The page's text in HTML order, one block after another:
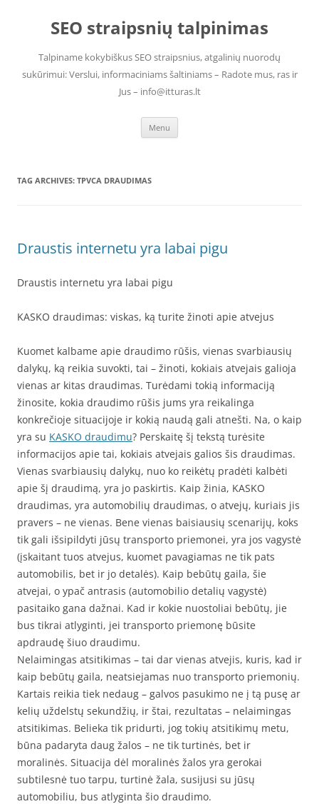
contentSEO straipsnių talpinimas
Talpiname kokybiškus SEO straipsnius, atgalinių nuorodų
sukūrimui: Verslui, informaciniams šaltiniams – Radote mus, ras ir
Jus – info@itturas.lt
Menu
TAG ARCHIVES: TPVCA DRAUDIMAS
Draustis internetu yra labai pigu
Draustis internetu yra labai pigu
KASKO draudimas: viskas, ką turite žinoti apie atvejus
Kuomet kalbame apie draudimo rūšis, vienas svarbiausių
dalykų, ką reikia suvokti, tai – žinoti, kokiais atvejais galioja
vienas ar kitas draudimas. Turėdami tokią informaciją
žinosite, kokia draudimo rūšis jums yra reikalinga
konkrečioje situacijoje ir kokią naudą gali atnešti. Na, o kaip
yra su KASKO draudimu? Perskaitę šį tekstą turėsite
informacijos apie tai, kokiais atvejais galios šis draudimas.
Vienas svarbiausių dalykų, nuo ko reikėtų pradėti kalbėti
apie šį draudimą, yra jo paskirtis. Kaip žinia, KASKO
draudimas, yra automobilių draudimas, o atvejų, kuriais jis
pravers – ne vienas. Bene vienas baisiausių scenarijų, koks
tik gali išsipildyti jūsų transporto priemonei, yra jos vagystė
(įskaitant tuos atvejus, kuomet pavagiamas ne tik pats
automobilis, bet ir jo detalės). Kaip bebūtų gaila, šie
atvejai, o ypač antrasis (automobilio detalių vagystė)
pasitaiko gana dažnai. Kad ir kokie nuostoliai bebūtų, jie
bus tikrai atlyginti, jei transporto priemonę būsite
apdraudę šiuo draudimu.
Nelaimingas atsitikimas – tai dar vienas atvejis, kuris, kad ir
kaip bebūtų gaila, neatsiejamas nuo transporto priemonių.
Kartais reikia tiek nedaug – galvos pasukimo ne į tą pusę ar
kelių uždelstų sekundžių, ir štai, rezultatas – nelaimingas
atsitikimas. Belieka tik pridurti, jog tokių atsitikimų metu,
būna padaryta daug žalos – ne tik turtinės, bet ir
moralinės. Situacija dėl moralinės žalos yra gerokai
subtilesnė tuo tarpu, turtinė žala, susijusi su jūsų
automobiliu, bus atlyginta šio draudimo.